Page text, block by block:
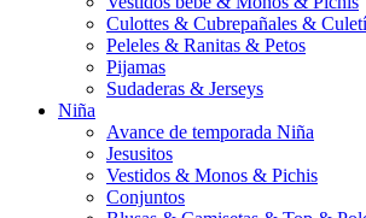
Culottes & Cubrepañales &
Peleles & Ranitas & Petos
Pijamas
Sudaderas & Jerseys
Niña
Avance de temporada Niña
Jesusitos
Vestidos & Monos & Pichis
Conjuntos